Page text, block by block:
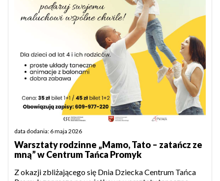
data dodania: 6 maja 2026
Warsztaty rodzinne „Mamo, Tato – zatańcz ze
mną” w Centrum Tańca Promyk
Z okazji zbliżającego się Dnia Dziecka Centrum Tańca